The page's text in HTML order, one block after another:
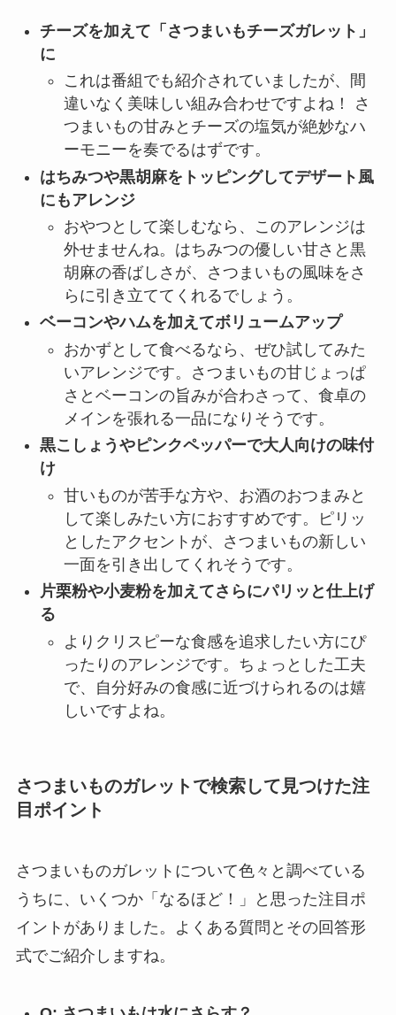
チーズを加えて「さつまいもチーズガレット」
に
これは番組でも紹介されていましたが、間
違いなく美味しい組み合わせですよね！ さ
つまいもの甘みとチーズの塩気が絶妙なハ
ーモニーを奏でるはずです。
はちみつや黒胡麻をトッピングしてデザート風
にもアレンジ
おやつとして楽しむなら、このアレンジは
外せませんね。はちみつの優しい甘さと黒
胡麻の香ばしさが、さつまいもの風味をさ
らに引き立ててくれるでしょう。
ベーコンやハムを加えてボリュームアップ
おかずとして食べるなら、ぜひ試してみた
いアレンジです。さつまいもの甘じょっぱ
さとベーコンの旨みが合わさって、食卓の
メインを張れる一品になりそうです。
黒こしょうやピンクペッパーで大人向けの味付
け
甘いものが苦手な方や、お酒のおつまみと
して楽しみたい方におすすめです。ピリッ
としたアクセントが、さつまいもの新しい
一面を引き出してくれそうです。
片栗粉や小麦粉を加えてさらにパリッと仕上げ
る
よりクリスピーな食感を追求したい方にぴ
ったりのアレンジです。ちょっとした工夫
で、自分好みの食感に近づけられるのは嬉
しいですよね。
さつまいものガレットで検索して見つけた注
目ポイント
さつまいものガレットについて色々と調べている
うちに、いくつか「なるほど！」と思った注目ポ
イントがありました。よくある質問とその回答形
式でご紹介しますね。